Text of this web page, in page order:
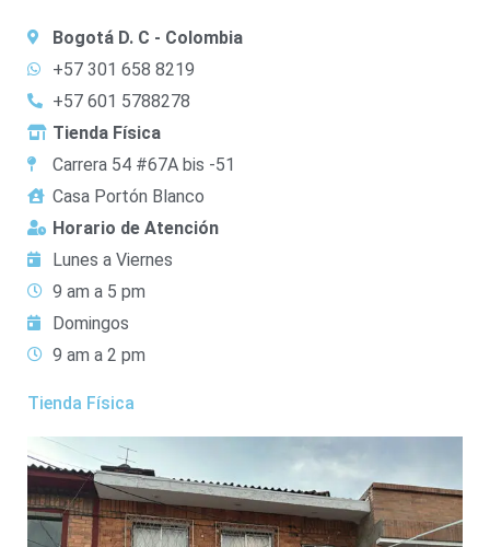
Bogotá D. C - Colombia
+57 301 658 8219
+57 601 5788278
Tienda Física
Carrera 54 #67A bis -51
Casa Portón Blanco
Horario de Atención
Lunes a Viernes
9 am a 5 pm
Domingos
9 am a 2 pm
Tienda Física